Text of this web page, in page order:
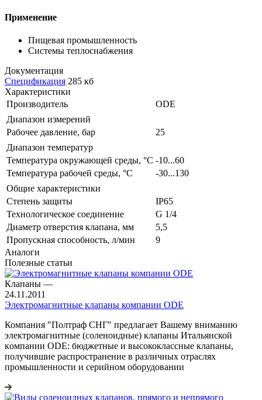
Применение
Пищевая промышленность
Системы теплоснабжения
Документация
Спецификация 285 кб
Характеристики
Производитель
ODE
Диапазон измерений
Рабочее давление, бар
25
Диапазон температур
Температура окружающей среды, °С -10...60
Температура рабочей среды, °С
-30...130
Общие характеристики
Степень защиты
IP65
Технологическое соединение
G 1/4
Диаметр отверстия клапана, мм
5,5
Пропускная способность, л/мин
9
Аналоги
Полезные статьи
Клапаны —
24.11.2011
Электромагнитные клапаны компании ODE
Компания "Полтраф СНГ" предлагает Вашему вниманию
электромагнитные (соленоидные) клапаны Итальянской
кoмпании ODE: бюджетные и высококлассные клапаны,
получившие распространение в различных отраслях
промышленности и серийном оборудовании